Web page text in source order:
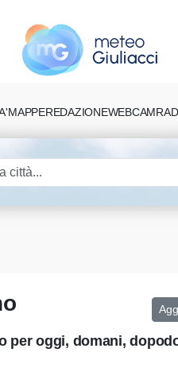
MAPPEREDAZIONEWEBCAM
per oggi, domani,